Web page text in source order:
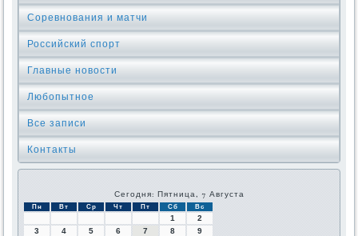
Соревнования и матчи
Российский спорт
Главные новости
Любопытное
Все записи
Контакты
Сегодня: Пятница, 7 Августа
Пн Вт Ср Чт Пт Сб Вс
1
2
3
4 5 6 7 8
9